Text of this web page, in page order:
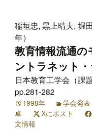
稲垣忠, 黒上晴夫, 堀
年）
教育情報流通
ントラネット
日本教育工学会（課
pp.281-282
1998年 学会発表
卓
Xにポスト
文情報